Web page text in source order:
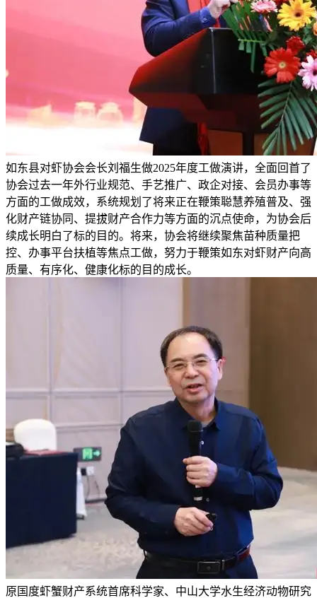
如东县对虾协会会长刘福生做2025年度工做演讲，全面回首了
协会过去一年外行业规范、手艺推广、政企对接、会员办事等
方面的工做成效，系统规划了将来正在鞭策聪慧养殖普及、强
化财产链协同、提拔财产合作力等方面的沉点使命，为协会后
续成长明白了标的目的。将来，协会将继续聚焦苗种质量把
控、办事平台扶植等焦点工做，努力于鞭策如东对虾财产向高
质量、有序化、健康化标的目的成长。
原国度虾蟹财产系统首席科学家、中山大学水生经济动物研究